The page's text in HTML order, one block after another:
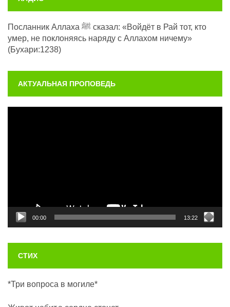
Посланник Аллаха ﷺ сказал: «Войдёт в Рай тот, кто
умер, не поклоняясь наряду с Аллахом ничему»
(Бухари:1238)
АКТУАЛЬНАЯ ПРОПОВЕДЬ
00:00 13:22
СТИХ
*Три вопроса в могиле*